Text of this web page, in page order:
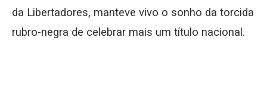
da Libertadores, manteve vivo o sonho da torcida
rubro-negra de celebrar mais um título nacional.